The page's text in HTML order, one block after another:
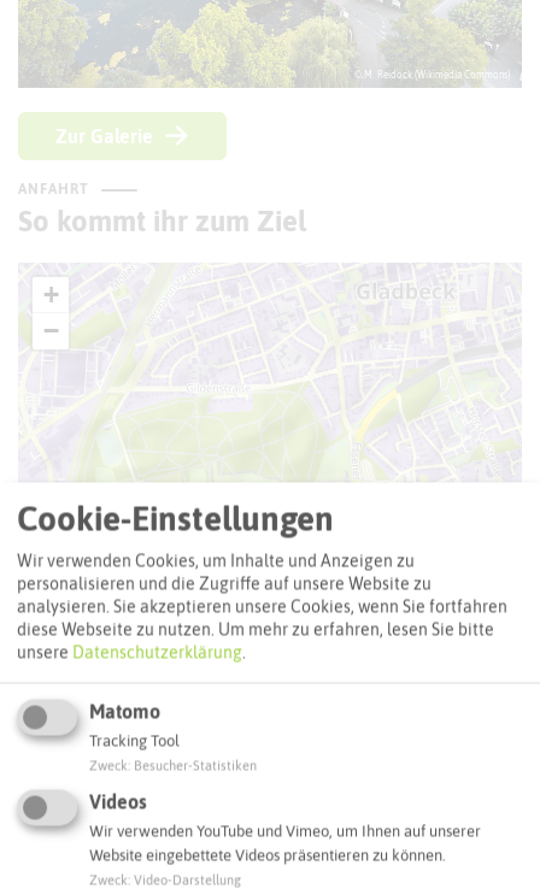
© M. Reidock (Wikimedia Commons)
Zur Galerie
ANFAHRT
So kommt ihr zum Ziel
+
−
Leaflet|©OpenStreetMap contributors |
Cookie-Einstellungen
Wir verwenden Cookies, um Inhalte und Anzeigen zu
personalisieren und die Zugriffe auf unsere Website zu
analysieren. Sie akzeptieren unsere Cookies, wenn Sie fortfahren
diese Webseite zu nutzen. Um mehr zu erfahren, lesen Sie bitte
unsere Datenschutzerklärung.
Matomo
Tracking Tool
Zweck Besucher-Statistiken
Videos
Wir verwenden YouTube und Vimeo, um Ihnen auf unserer
Website eingebettete Videos präsentieren zu können.
Zweck Video-Darstellung